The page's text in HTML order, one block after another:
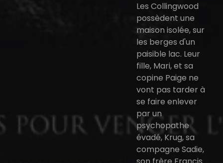
Les Collingwood
possèdent une
maison isolée, sur
les berges d'un
paisible lac. Leur
fille, Mari, et sa
copine Paige ne
vont pas tarder à
se faire enlever
par un
psychopathe
évadé, Krug, sa
compagne Sadie,